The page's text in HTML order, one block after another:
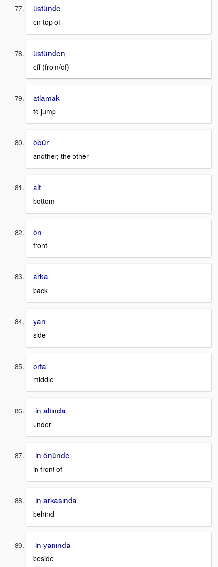
üstünde
on top of
üstünden
off (from/of)
atlamak
to jump
öbür
another; the other
alt
bottom
ön
front
arka
back
yan
side
orta
middle
-in altında
under
-in önünde
in front of
-in arkasında
behind
-in yanında
beside